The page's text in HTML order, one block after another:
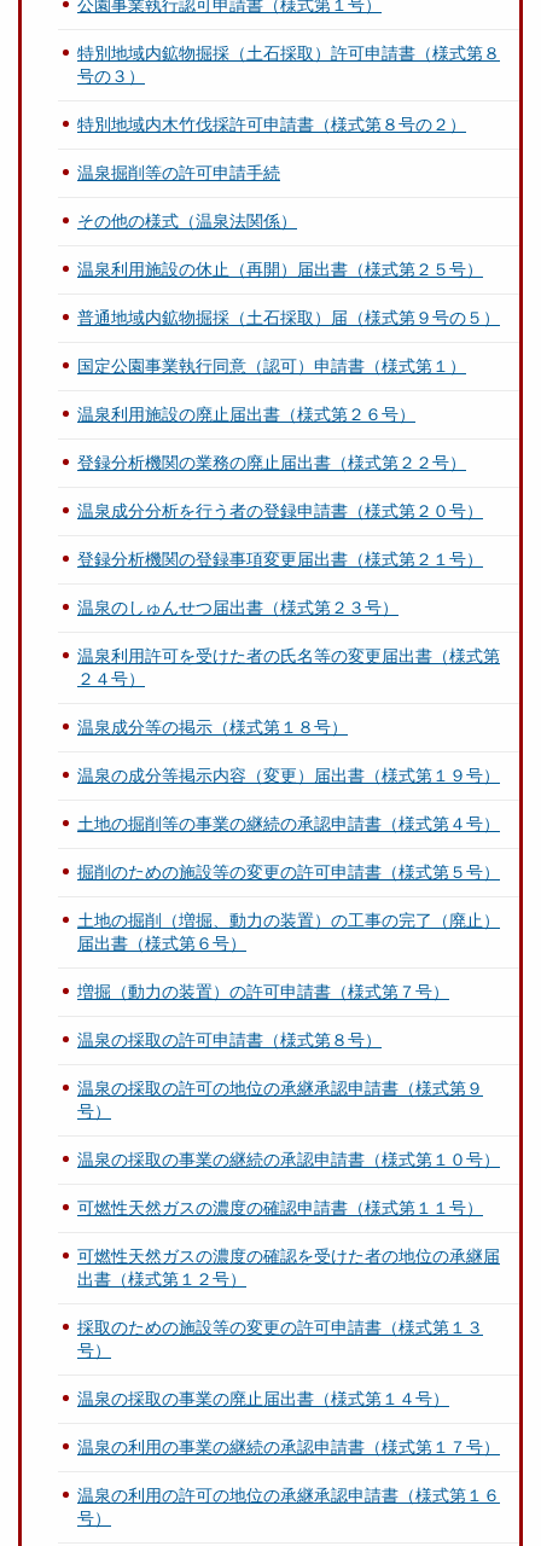
公園事業執行認可申請書（様式第１号）
特別地域内鉱物掘採（土石採取）許可申請書（様式第８
号の３）
特別地域内木竹伐採許可申請書（様式第８号の２）
温泉掘削等の許可申請手続
その他の様式（温泉法関係）
温泉利用施設の休止（再開）届出書（様式第２５号）
普通地域内鉱物掘採（土石採取）届（様式第９号の５）
国定公園事業執行同意（認可）申請書（様式第１）
温泉利用施設の廃止届出書（様式第２６号）
登録分析機関の業務の廃止届出書（様式第２２号）
温泉成分分析を行う者の登録申請書（様式第２０号）
登録分析機関の登録事項変更届出書（様式第２１号）
温泉のしゅんせつ届出書（様式第２３号）
温泉利用許可を受けた者の氏名等の変更届出書（様式第
２４号）
温泉成分等の掲示（様式第１８号）
温泉の成分等掲示内容（変更）届出書（様式第１９号）
土地の掘削等の事業の継続の承認申請書（様式第４号）
掘削のための施設等の変更の許可申請書（様式第５号）
土地の掘削（増掘、動力の装置）の工事の完了（廃止）
届出書（様式第６号）
増掘（動力の装置）の許可申請書（様式第７号）
温泉の採取の許可申請書（様式第８号）
温泉の採取の許可の地位の承継承認申請書（様式第９
号）
温泉の採取の事業の継続の承認申請書（様式第１０号）
可燃性天然ガスの濃度の確認申請書（様式第１１号）
可燃性天然ガスの濃度の確認を受けた者の地位の承継届
出書（様式第１２号）
採取のための施設等の変更の許可申請書（様式第１３
号）
温泉の採取の事業の廃止届出書（様式第１４号）
温泉の利用の事業の継続の承認申請書（様式第１７号）
温泉の利用の許可の地位の承継承認申請書（様式第１６
号）